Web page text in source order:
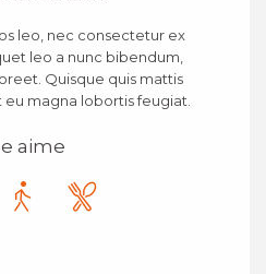
leo, nec consectetur ex
leo a nunc bibendum,
Quisque quis mattis
eu magna lobortis feugiat.
aime